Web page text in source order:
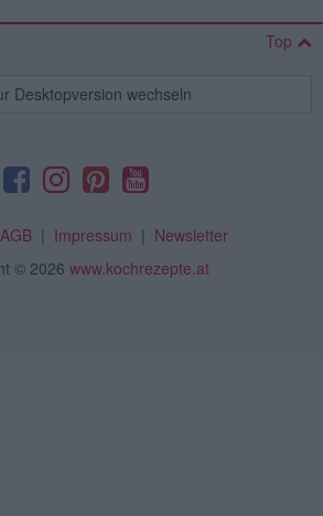
Top
Desktopversion wechseln
AGB| Impressum | Newsletter
© 2026 www.kochrezepte.at